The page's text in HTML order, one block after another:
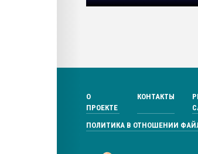
О
ПРОЕКТЕ
КОНТАКТЫ
ПОЛИТИКА В ОТНОШЕНИИ